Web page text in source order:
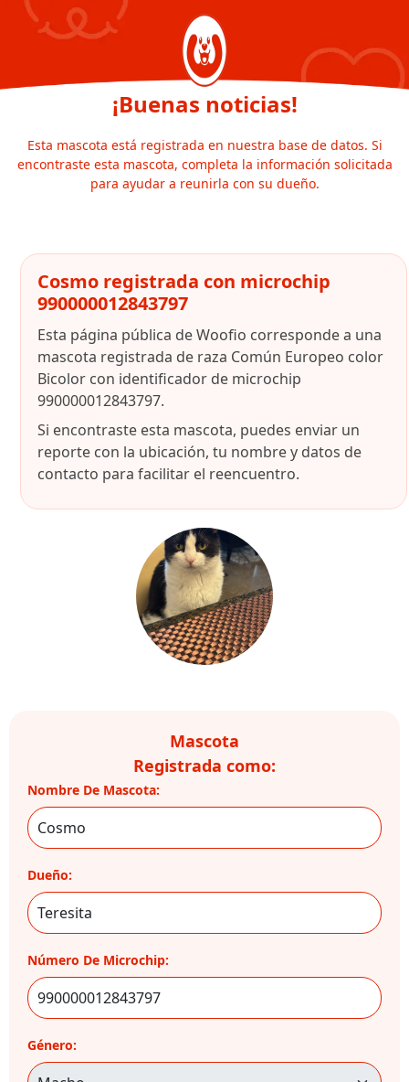
¡Buenas noticias!
Esta mascota está registrada en nuestra base de datos. Si
encontraste esta mascota, completa la información solicitada
para ayudar a reunirla con su dueño.
Cosmo registrada con microchip
990000012843797
Esta página pública de Woofio corresponde a una
mascota registrada de raza Común Europeo color
Bicolor con identificador de microchip
990000012843797.
Si encontraste esta mascota, puedes enviar un
reporte con la ubicación, tu nombre y datos de
contacto para facilitar el reencuentro.
Mascota
Registrada como:
Nombre De Mascota:
Dueño:
Número De Microchip:
Género: